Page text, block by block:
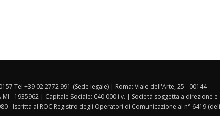
Tel +39 02 2772 991 (Sede legale) | Roma: Viale dell'Arte, 25 - 00144
MI - 1935962 | Capitale Sociale: €40.000 i.v. | Società soggetta a direzione
- Iscritta al ROC Registro degli Operatori di Comunicazione al n° 6419